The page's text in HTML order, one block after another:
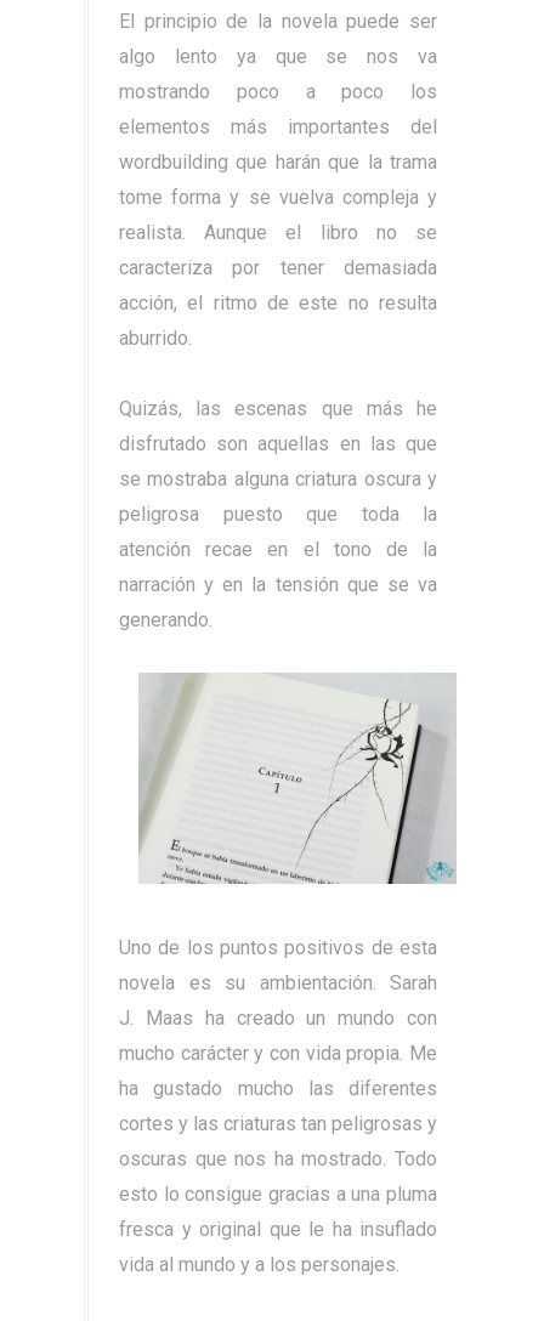
El principio de la novela puede ser
algo lento ya que se nos va
mostrando poco a poco los
elementos más importantes del
wordbuilding que harán que la trama
tome forma y se vuelva compleja y
realista. Aunque el libro no se
caracteriza por tener demasiada
acción, el ritmo de este no resulta
aburrido.
Quizás, las escenas que más he
disfrutado son aquellas en las que
se mostraba alguna criatura oscura y
peligrosa puesto que toda la
atención recae en el tono de la
narración y en la tensión que se va
generando.
Uno de los puntos positivos de esta
novela es su ambientación. Sarah
J. Maas ha creado un mundo con
mucho carácter y con vida propia. Me
ha gustado mucho las diferentes
cortes y las criaturas tan peligrosas y
oscuras que nos ha mostrado. Todo
esto lo consigue gracias a una pluma
fresca y original que le ha insuflado
vida al mundo y a los personajes.